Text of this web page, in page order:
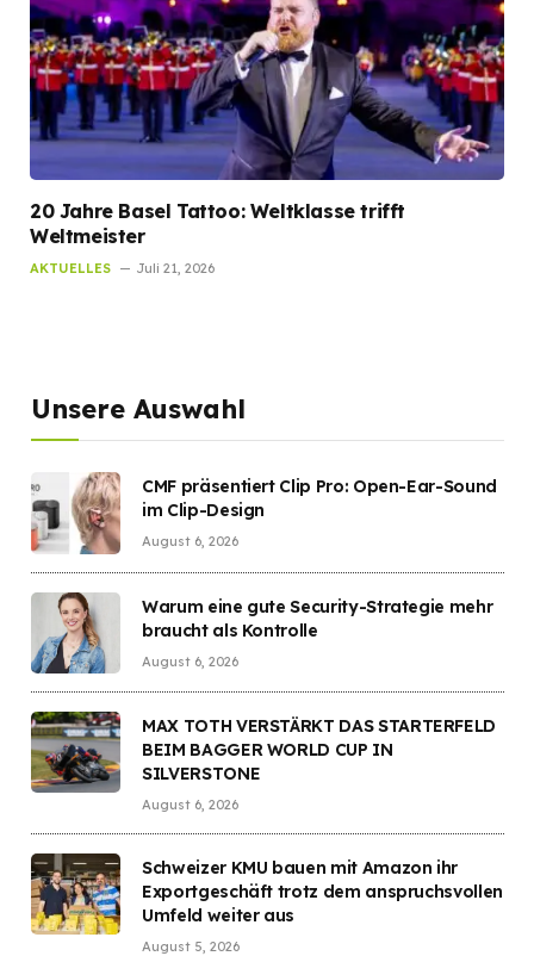
20 Jahre Basel Tattoo: Weltklasse trifft
Weltmeister
AKTUELLES Juli 21, 2026
Unsere Auswahl
CMF präsentiert Clip Pro: Open-Ear-Sound
im Clip-Design
August 6, 2026
Warum eine gute Security-Strategie mehr
braucht als Kontrolle
August 6, 2026
MAX TOTH VERSTÄRKT DAS STARTERFELD
BEIM BAGGER WORLD CUP IN
SILVERSTONE
August 6, 2026
Schweizer KMU bauen mit Amazon ihr
Exportgeschäft trotz dem anspruchsvollen
Umfeld weiter aus
August 5, 2026